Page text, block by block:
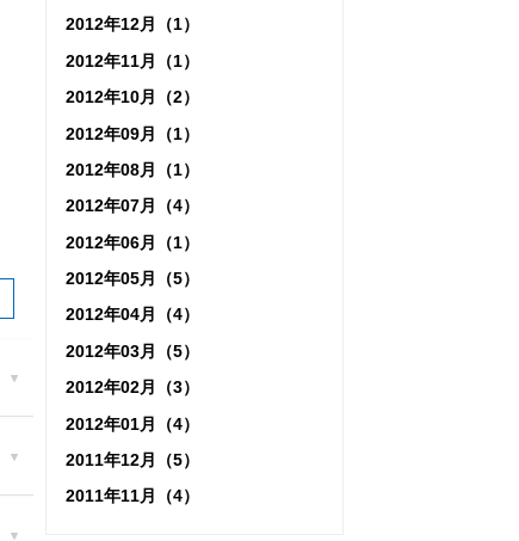
2012年12月（1）
2012年11月（1）
2012年10月（2）
2012年09月（1）
2012年08月（1）
2012年07月（4）
2012年06月（1）
2012年05月（5）
2012年04月（4）
2012年03月（5）
2012年02月（3）
2012年01月（4）
2011年12月（5）
2011年11月（4）